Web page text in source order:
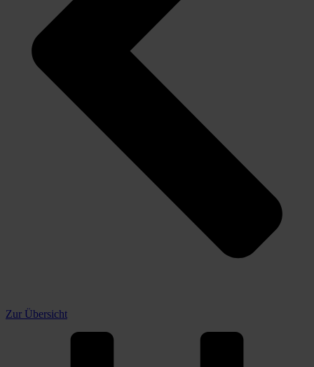
Zur Übersicht